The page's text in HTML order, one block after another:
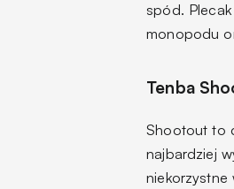
spód.
monopodu
Tenba
Shootout to
najbardziej
niekorzystne